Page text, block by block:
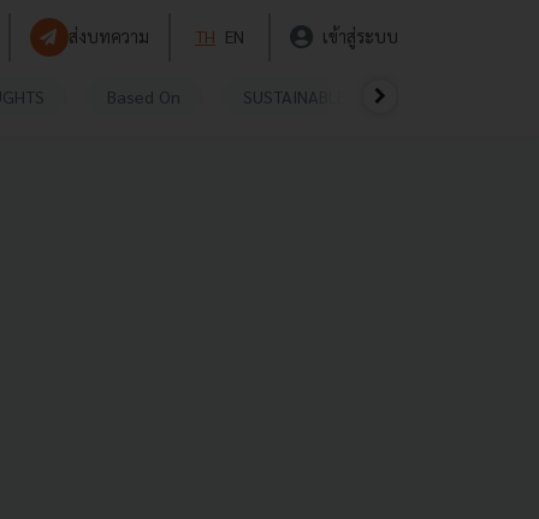
ส่งบทความ TH EN เข้าสู่ระบบ
Based On SUSTAINABLE